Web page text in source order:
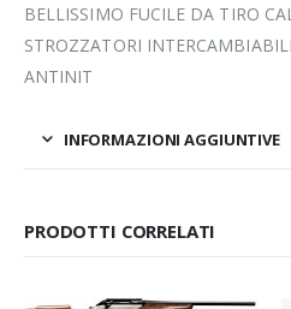
BELLISSIMO FUCILE DA TIRO
STROZZATORI
ANTINIT
INFORMAZIONI AGGIUNTIVE
PRODOTTI CORRELATI